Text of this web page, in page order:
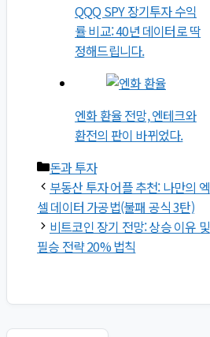
QQQ SPY 장기투자 수익
률 비교: 40년 데이터로 딱
정해드립니다.
엔화 환율 전망, 엔테크와
환전의 판이 바뀌었다.
카
테
고
리
돈과 투자
부동산 투자 어플 추천: 나만의 엑
셀 데이터 가공법(불패 공식 3탄)
비트코인 장기 전망: 상승 이유 및
필승 전략 20% 법칙